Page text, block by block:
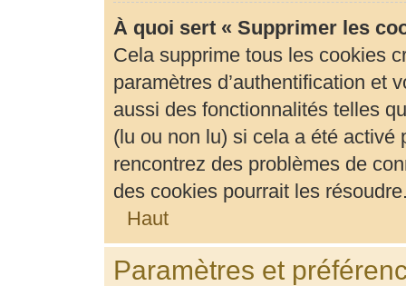
À quoi sert « Supprimer les
Cela supprime tous les cookies
paramètres d’authentification et
aussi des fonctionnalités telles
(lu ou non lu) si cela a été activé
rencontrez des problèmes de
des cookies pourrait les
Haut
Paramètres et